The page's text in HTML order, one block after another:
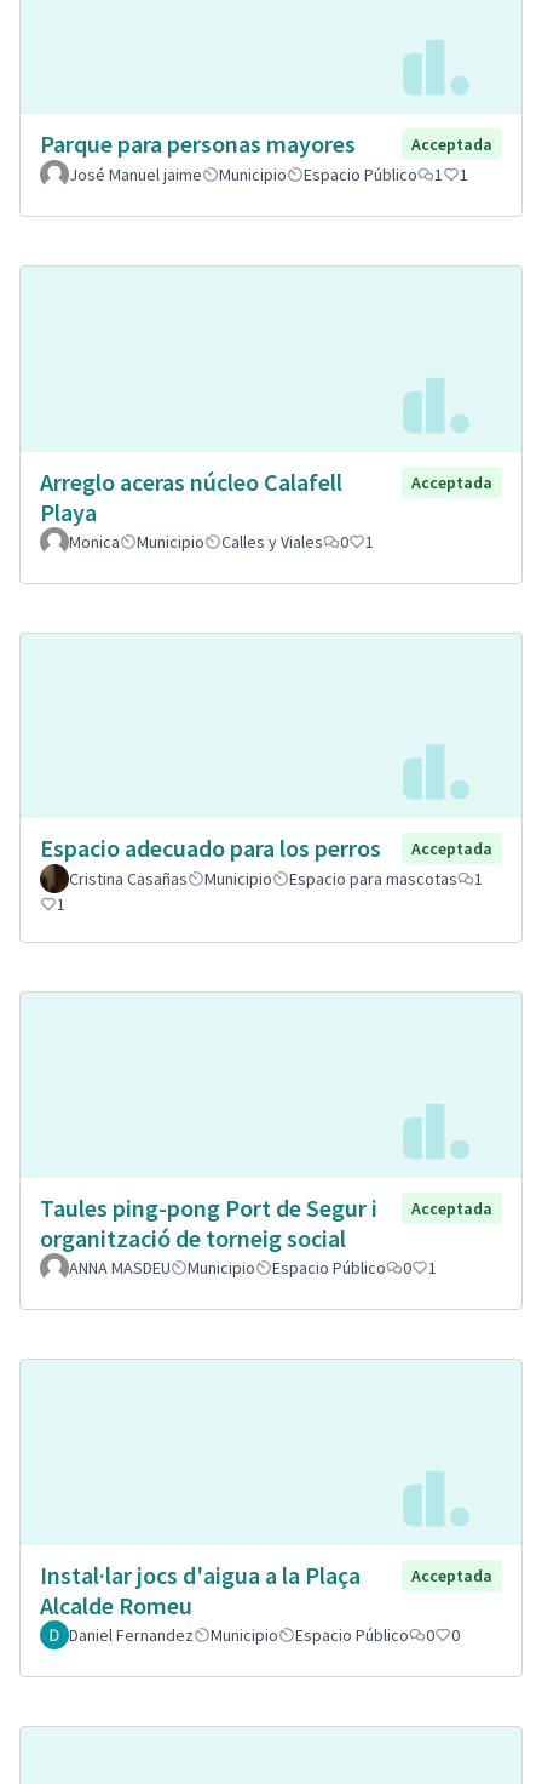
Parque para personas mayores
Acceptada
José Manuel jaime
Municipio Espacio Público 1 1
Arreglo aceras núcleo Calafell
Playa
Acceptada
Monica Municipio Calles y Viales 0 1
Espacio adecuado para los perros
Acceptada
Cristina Casañas
Municipio Espacio para mascotas
1
1
Taules ping-pong Port de Segur i
organització de torneig social
Acceptada
ANNA MASDEU Municipio Espacio Público 0 1
Instal·lar jocs d'aigua a la Plaça
Alcalde Romeu
Acceptada
Daniel Fernandez Municipio Espacio Público 0 0